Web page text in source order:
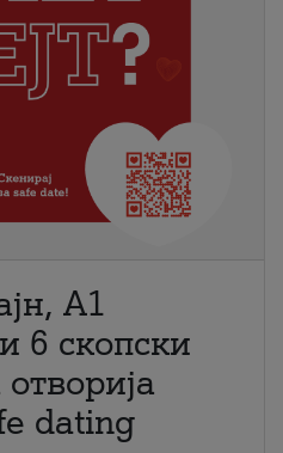
A1
6 скопски
dating